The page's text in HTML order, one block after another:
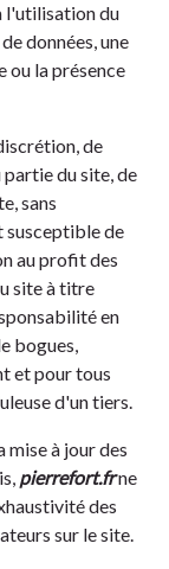
l'utilisation du
données, une
ou la présence
de
du site, de
sans
susceptible de
au profit des
site à titre
en
bogues,
et pour tous
d'un tiers.
à jour des
pierrefort.frne
des
sur le site.